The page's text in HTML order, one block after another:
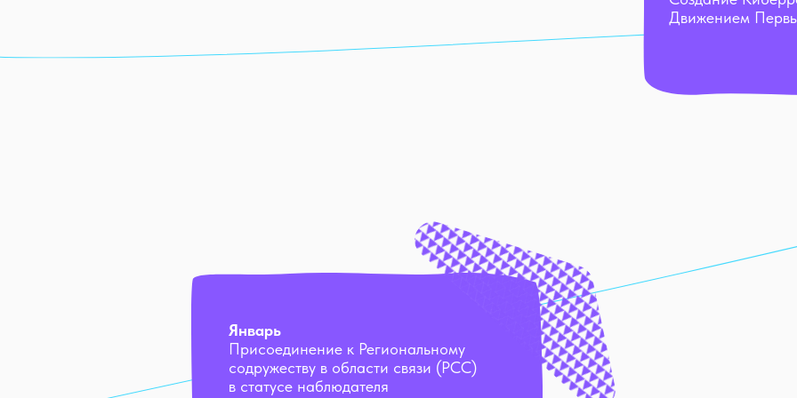
Январь
Присоединение к Региональному
содружеству в области связи (РСС)
в статусе наблюдателя
Движением